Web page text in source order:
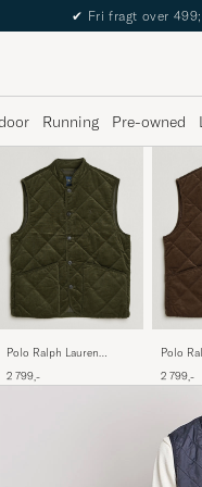
The
Running Pre-owned
Polo Ralph Lauren
Company Olive
2 799,-
Polo
Cooper
2 799,-